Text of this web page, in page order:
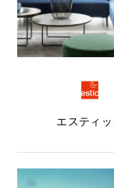
エスティッ